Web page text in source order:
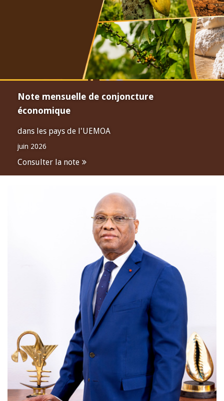
Note mensuelle de conjoncture
économique
dans les pays de l'UEMOA
juin 2026
Consulter la note